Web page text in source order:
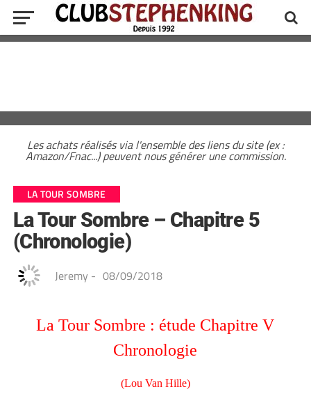
Les achats réalisés via l'ensemble des liens du site (ex :
Amazon/Fnac...) peuvent nous générer une commission.
LA TOUR SOMBRE
La Tour Sombre – Chapitre 5
(Chronologie)
Jeremy - 08/09/2018
La Tour Sombre : étude Chapitre V
Chronologie
(Lou Van Hille)